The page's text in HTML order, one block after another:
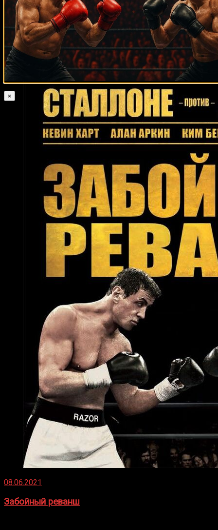
Гонсало Марко Товар Теймураз Кекелидзе
Рафаэл Зумбану
Нарцисо Валенсуэла Рик Эдсон Рикардо Снайдерс Андреас Зидон
Теофимо Лопес Ларри Бондс Том Аспинэл
Джон
Текстон
Карлос Герена Даниэль Хименес Чазз Уизерспун Ян
Блахович
Сесар Брион
08.06.2021
Забойный реванш
×